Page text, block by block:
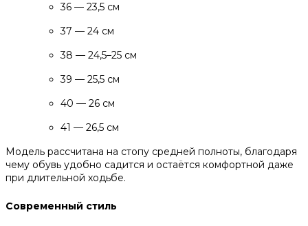
36 — 23,5 см
37 — 24 см
38 — 24,5–25 см
39 — 25,5 см
40 — 26 см
41 — 26,5 см
Модель рассчитана на стопу средней полноты, благодаря
чему обувь удобно садится и остаётся комфортной даже
при длительной ходьбе.
Современный стиль